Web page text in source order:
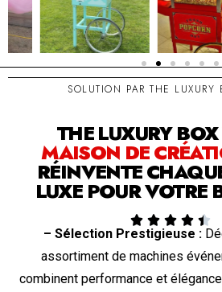
SOLUTION PAR THE LUXURY
THE LUXURY BOX
MAISON DE
RÉINVENTE
LUXE POUR VOTRE
    
– Sélection Prestigieuse :
assortiment de machines
combinent performance et